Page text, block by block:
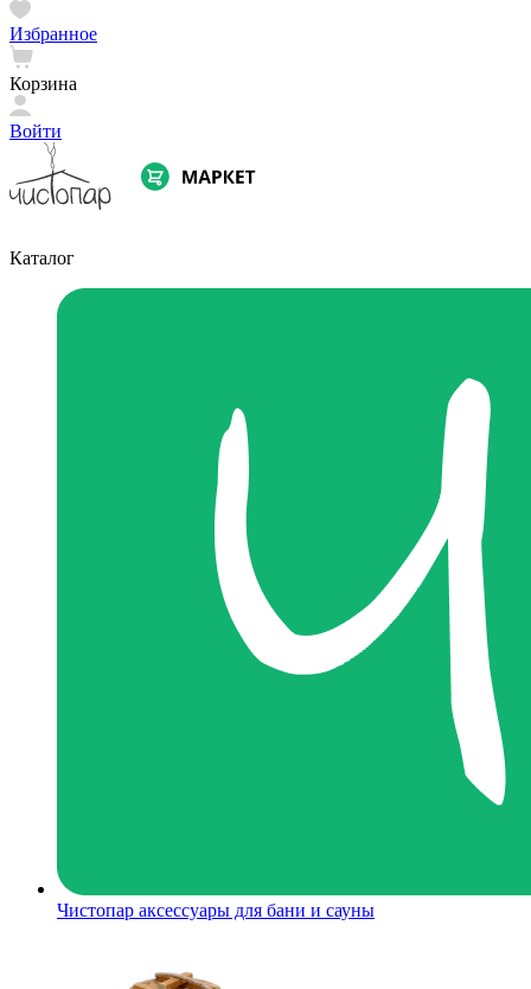
Избранное
Корзина
Войти
Каталог
Чистопар аксессуары для бани и сауны